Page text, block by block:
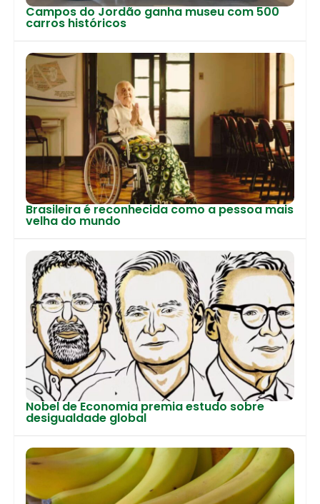
Campos do Jordão ganha museu com 500
carros históricos
Brasileira é reconhecida como a pessoa mais
velha do mundo
Nobel de Economia premia estudo sobre
desigualdade global